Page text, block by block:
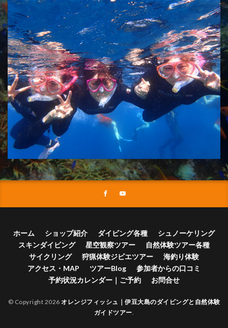
ホーム ショップ紹介 ダイビング各種
シュノーケリング
スキンダイビング
星空観察ツアー
自然体験ツアー各種
サイクリング
狩猟体験ジビエツアー
海釣り体験
アクセス・MAP
ツアーBlog
参加者からの口コミ
予約状況カレンダー｜ご予約
お問合せ
© Copyright 2026 オレンジフィッシュ｜伊豆大島のダイビングと自然体験
ガイドツアー.